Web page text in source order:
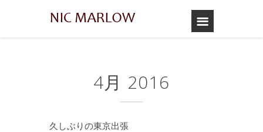
4月 2016
久しぶりの東京出張